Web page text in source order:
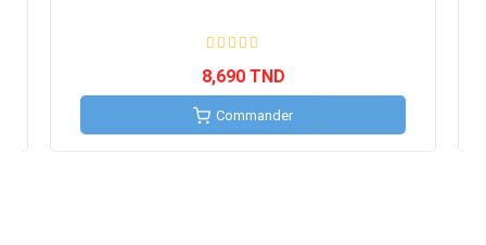
8,690 TND
Commander